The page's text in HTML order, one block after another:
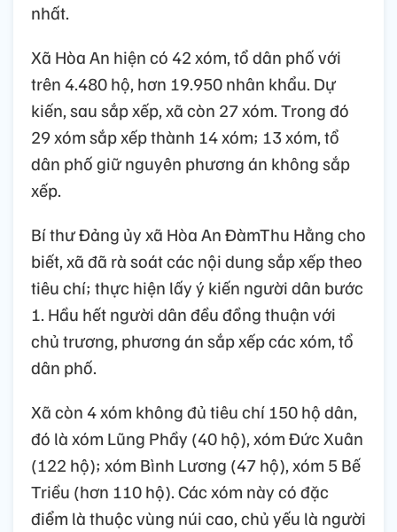
nhất.
Xã Hòa An hiện có 42 xóm, tổ dân phố với
trên 4.480 hộ, hơn 19.950 nhân khẩu. Dự
kiến, sau sắp xếp, xã còn 27 xóm. Trong đó
29 xóm sắp xếp thành 14 xóm; 13 xóm, tổ
dân phố giữ nguyên phương án không sắp
xếp.
Bí thư Đảng ủy xã Hòa An ĐàmThu Hằng cho
biết, xã đã rà soát các nội dung sắp xếp theo
tiêu chí; thực hiện lấy ý kiến người dân bước
1. Hầu hết người dân đều đồng thuận với
chủ trương, phương án sắp xếp các xóm, tổ
dân phố.
Xã còn 4 xóm không đủ tiêu chí 150 hộ dân,
đó là xóm Lũng Phầy (40 hộ), xóm Đức Xuân
(122 hộ); xóm Bình Lương (47 hộ), xóm 5 Bế
Triều (hơn 110 hộ). Các xóm này có đặc
điểm là thuộc vùng núi cao, chủ yếu là người